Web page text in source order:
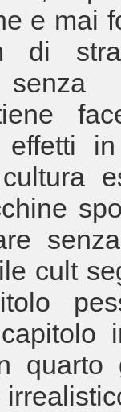
e mai
di
effetti
cult
quarto